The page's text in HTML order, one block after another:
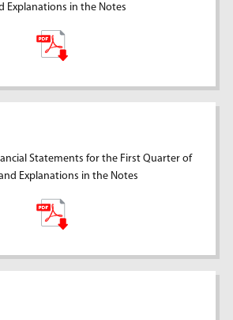
Explanations in the Notes
Statements for the First Quarter of
Explanations in the Notes